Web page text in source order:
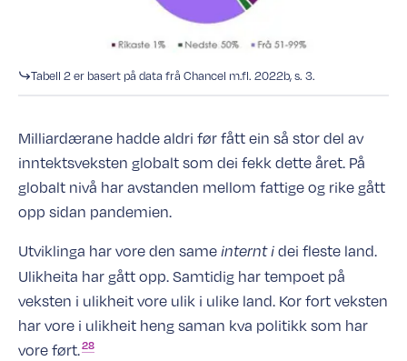
Tabell 2 er basert på data frå Chancel m.fl. 2022b, s. 3.
Milliardærane hadde aldri før fått ein så stor del av
inntektsveksten globalt som dei fekk dette året. På
globalt nivå har avstanden mellom fattige og rike gått
opp sidan pandemien.
Utviklinga har vore den same internt i dei fleste land.
Ulikheita har gått opp. Samtidig har tempoet på
veksten i ulikheit vore ulik i ulike land. Kor fort veksten
har vore i ulikheit heng saman kva politikk som har
voreført.28